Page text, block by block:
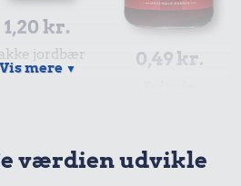
1,20 kr.
jordbær 0,49 kr.
Vis mere ▼
værdien udvikle